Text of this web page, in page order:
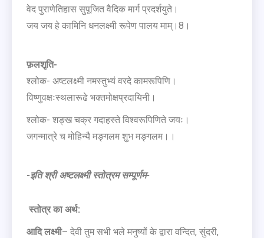
वेद पुराणेतिहास सुपूजित वैदिक मार्ग प्रदर्शयुते।
जय जय हे कामिनि धनलक्ष्मी रूपेण पालय माम्।8।
फ़लशृति-
श्लोक- अष्टलक्ष्मी नमस्तुभ्यं वरदे कामरूपिणि।
विष्णुवक्षःस्थलारूढे भक्तमोक्षप्रदायिनी।
श्लोक- शङ्ख चक्र गदाहस्ते विश्वरूपिणिते जयः।
जगन्मात्रे च मोहिन्यै मङ्गलम शुभ मङ्गलम।।
-इति श्री अष्टलक्ष्मी स्तोत्रम सम्पूर्णम-
स्तोत्र का अर्थ:
आदि लक्ष्मी– देवी तुम सभी भले मनुष्यों के द्वारा वन्दित, सुंदरी,